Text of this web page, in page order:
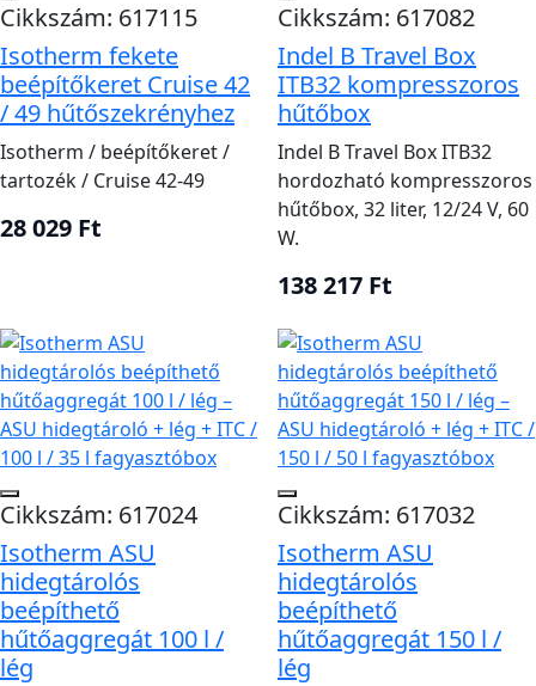
Cikkszám: 617115
Isotherm fekete
beépítőkeret Cruise 42
/ 49 hűtőszekrényhez
Isotherm / beépítőkeret /
tartozék / Cruise 42-49
28 029 Ft
Cikkszám: 617082
Indel B Travel Box
ITB32 kompresszoros
hűtőbox
Indel B Travel Box ITB32
hordozható kompresszoros
hűtőbox, 32 liter, 12/24 V, 60
W.
138 217 Ft
Cikkszám: 617024
Isotherm ASU
hidegtárolós
beépíthető
hűtőaggregát 100 l /
lég
Cikkszám: 617032
Isotherm ASU
hidegtárolós
beépíthető
hűtőaggregát 150 l /
lég